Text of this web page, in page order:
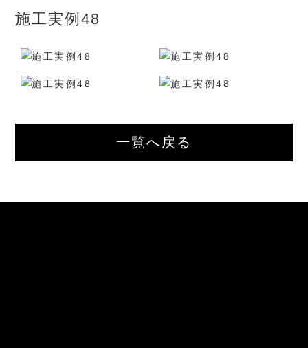
会社概
ABOUT
ブログ
施工実例48
一覧へ戻る